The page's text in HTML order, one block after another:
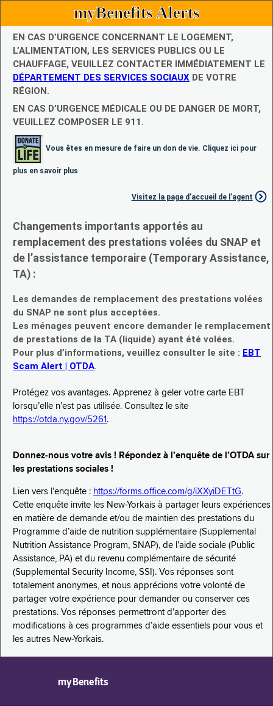
myBenefits Alerts
EN CAS D’URGENCE CONCERNANT LE LOGEMENT,
L’ALIMENTATION, LES SERVICES PUBLICS OU LE
CHAUFFAGE, VEUILLEZ CONTACTER IMMÉDIATEMENT LE
DÉPARTEMENT DES SERVICES SOCIAUX DE VOTRE
RÉGION.
EN CAS D’URGENCE MÉDICALE OU DE DANGER DE MORT,
VEUILLEZ COMPOSER LE 911.
Vous êtes en mesure de faire un don de vie. Cliquez ici pour
plus en savoir plus
Visitez la page d’accueil de l’agent
Changements importants apportés au
remplacement des prestations volées du SNAP et
de l’assistance temporaire (Temporary Assistance,
TA) :
Les demandes de remplacement des prestations volées
du SNAP ne sont plus acceptées.
Les ménages peuvent encore demander le remplacement
de prestations de la TA (liquide) ayant été volées.
Pour plus d’informations, veuillez consulter le site : EBT
Scam Alert | OTDA.
Protégez vos avantages. Apprenez à geler votre carte EBT
lorsqu’elle n’est pas utilisée. Consultez le site
https://otda.ny.gov/5261 .
Donnez-nous votre avis ! Répondez à l’enquête de l’OTDA sur
les prestations sociales !
Lien vers l’enquête : https://forms.office.com/g/iXXyiDETtG.
Cette enquête invite les New-Yorkais à partager leurs expériences
en matière de demande et/ou de maintien des prestations du
Programme d’aide de nutrition supplémentaire (Supplemental
Nutrition Assistance Program, SNAP), de l’aide sociale (Public
Assistance, PA) et du revenu complémentaire de sécurité
(Supplemental Security Income, SSI). Vos réponses sont
totalement anonymes, et nous apprécions votre volonté de
partager votre expérience pour demander ou conserver ces
prestations. Vos réponses permettront d’apporter des
modifications à ces programmes d’aide essentiels pour vous et
les autres New-Yorkais.
myBenefits